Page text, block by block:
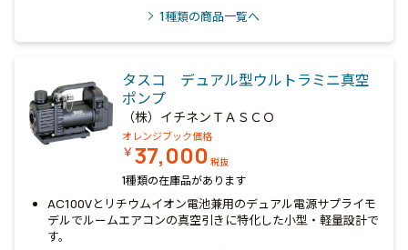
1種類の商品一覧へ
タスコ デュアル型ウルトラミニ真空
ポンプ
（株）イチネンＴＡＳＣＯ
オレンジブック価格
￥37,000 税抜
1種類の在庫品があります
AC100Vとリチウムイオン電池兼用のデュアル電源サプライモ
デルでルームエアコンの真空引きに特化した小型・軽量設計で
す。